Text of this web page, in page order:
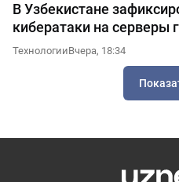
В Узбекистане
кибератаки на серверы
ТехнологииВчера, 18:34